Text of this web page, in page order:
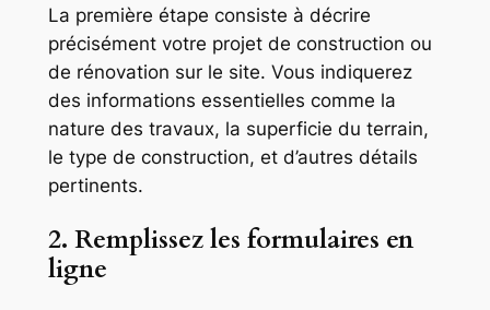
La première étape consiste à décrire
précisément votre projet de construction ou
de rénovation sur le site. Vous indiquerez
des informations essentielles comme la
nature des travaux, la superficie du terrain,
le type de construction, et d’autres détails
pertinents.
2. Remplissez les formulaires en
ligne